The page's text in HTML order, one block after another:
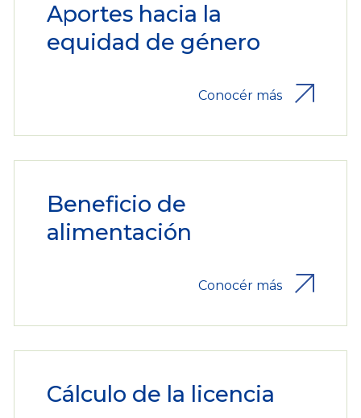
Aportes hacia la
equidad de género
Conocér más
Beneficio de
alimentación
Conocér más
Cálculo de la licencia